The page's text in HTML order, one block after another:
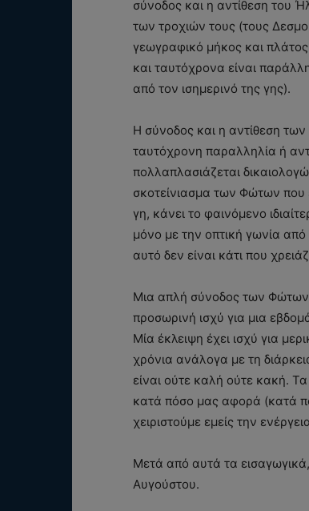
σύνοδος και η αντίθεση του
των τροχιών τους (τους
γεωγραφικό μήκος και
και ταυτόχρονα είναι
από τον ισημερινό της γης).
Η σύνοδος και η αντίθεση
ταυτόχρονη παραλληλία ή
πολλαπλασιάζεται
σκοτείνιασμα των Φώτων που
γη, κάνει το φαινόμενο
μόνο με την οπτική γωνία
αυτό δεν είναι κάτι που
Μια απλή σύνοδος των Φώτων
προσωρινή ισχύ για μια
Μία έκλειψη έχει ισχύ για
χρόνια ανάλογα με τη
είναι ούτε καλή ούτε κακή.
κατά πόσο μας αφορά (κατά
χειριστούμε εμείς την
Μετά από αυτά τα
Αυγούστου.